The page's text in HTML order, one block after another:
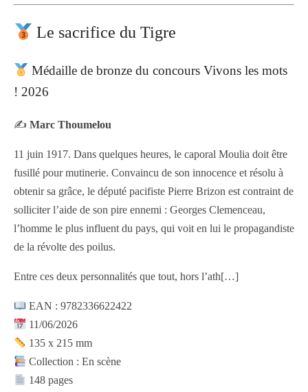
Le sacrifice du Tigre
Médaille de bronze du concours Vivons les mots
! 2026
✍️ Marc Thoumelou
11 juin 1917. Dans quelques heures, le caporal Moulia doit être
fusillé pour mutinerie. Convaincu de son innocence et résolu à
obtenir sa grâce, le député pacifiste Pierre Brizon est contraint de
solliciter l’aide de son pire ennemi : Georges Clemenceau,
l’homme le plus influent du pays, qui voit en lui le propagandiste
de la révolte des poilus.
Entre ces deux personnalités que tout, hors l’ath[…]
EAN : 9782336622422
11/06/2026
135 x 215 mm
Collection : En scène
148 pages